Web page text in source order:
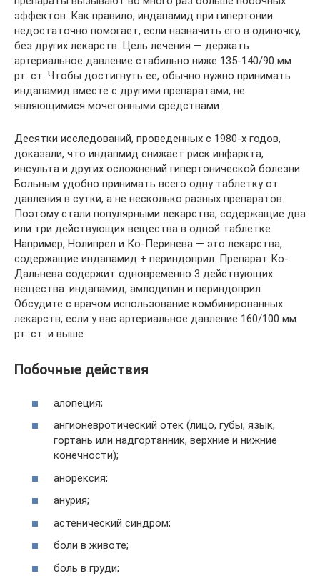
эффектов. Как правило, индапамид при гипертонии
недостаточно помогает, если назначить его в одиночку,
без других лекарств. Цель лечения — держать
артериальное давление стабильно ниже 135-140/90 мм
рт. ст. Чтобы достигнуть ее, обычно нужно принимать
индапамид вместе с другими препаратами, не
являющимися мочегонными средствами.
Десятки исследований, проведенных с 1980-х годов,
доказали, что индапмид снижает риск инфаркта,
инсульта и других осложнений гипертонической болезни.
Больным удобно принимать всего одну таблетку от
давления в сутки, а не несколько разных препаратов.
Поэтому стали популярными лекарства, содержащие два
или три действующих вещества в одной таблетке.
Например, Нолипрел и Ко-Перинева — это лекарства,
содержащие индапамид + периндоприл. Препарат Ко-
Дальнева содержит одновременно 3 действующих
вещества: индапамид, амлодипин и периндоприл.
Обсудите с врачом использование комбинированных
лекарств, если у вас артериальное давление 160/100 мм
рт. ст. и выше.
Побочные действия
алопеция;
ангионевротический отек (лицо, губы, язык,
гортань или надгортанник, верхние и нижние
конечности);
анорексия;
анурия;
астенический синдром;
боли в животе;
боль в груди;